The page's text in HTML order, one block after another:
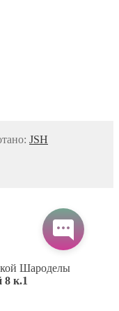
JSH
Шароделы
к.1